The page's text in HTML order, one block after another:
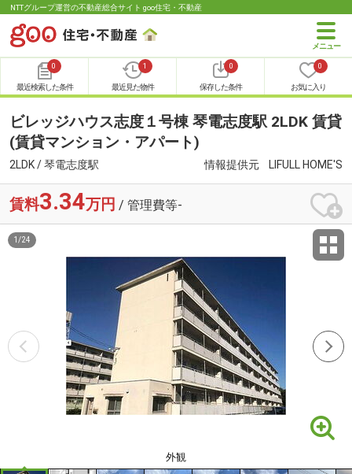
NTTグループ運営の不動産総合サイト goo住宅・不動産
0
最近検索した条件
1
最近見た物件
0
保存した条件
0
お気に入り
ビレッジハウス志度１号棟 琴電志度駅 2LDK 賃貸
(賃貸マンション・アパート)
2LDK / 琴電志度駅 情報提供元 LIFULL HOME'S
賃料3.34万円 / 管理費等-
外観
1 /24